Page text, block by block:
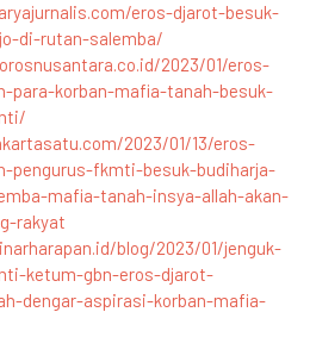
eros-djarot-besuk-
di-rutan-salemba/
2023/01/eros-
para-korban-mafia-tanah-besuk-
2023/01/13/eros-
pengurus-fkmti-besuk-budiharja-
mafia-tanah-insya-allah-akan-
rakyat
blog/2023/01/jenguk-
ketum-gbn-eros-djarot-
dengar-aspirasi-korban-mafia-